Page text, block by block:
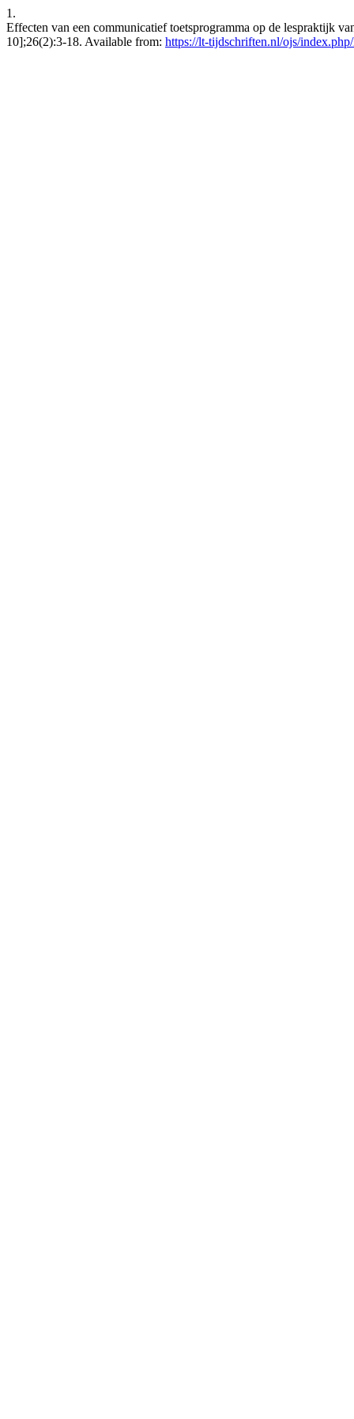
1.
Effecten van een communicatief toetsprogramma op de lespraktijk
10];26(2):3-18. Available from: https://lt-tijdschriften.nl/ojs/